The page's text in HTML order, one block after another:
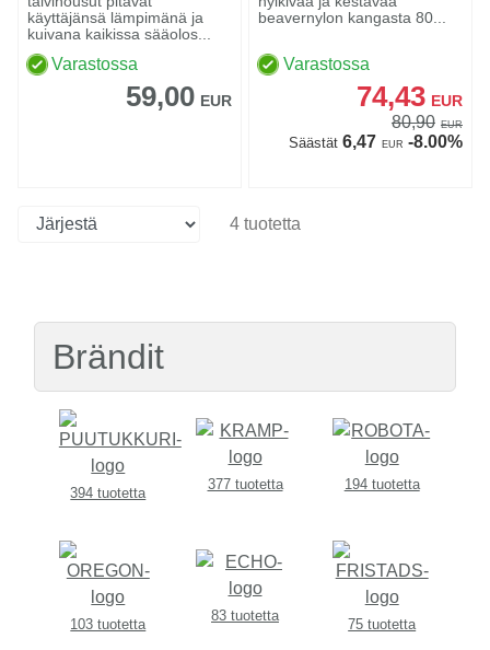
käyttäjänsä lämpimänä ja
kuivana kaikissa sääolos...
Varastossa
59,00 EUR
beavernylon kangasta 80...
Varastossa
74,43 EUR
80,90 EUR
Säästät6,47 EUR -8.00%
4 tuotetta
Brändit
394 tuotetta
377 tuotetta 194 tuotetta
103 tuotetta
83 tuotetta
75 tuotetta